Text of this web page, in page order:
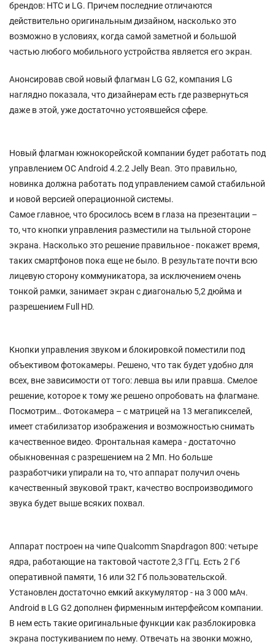
брендов: НТС и LG. Причем последние отличаются
действительно оригинальным дизайном, насколько это
возможно в условиях, когда самой заметной и большой
частью любого мобильного устройства является его экран.
Анонсировав свой новый флагман LG G2, компания LG
наглядно показала, что дизайнерам есть где развернуться
даже в этой, уже достаточно устоявшейся сфере.
Новый флагман южнокорейской компании будет работать под
управлением ОС Android 4.2.2 Jelly Bean. Это правильно,
новинка должна работать под управлением самой стабильной
и новой версией операционной системы.
Самое главное, что бросилось всем в глаза на презентации –
то, что кнопки управления разместили на тыльной стороне
экрана. Насколько это решение правильное - покажет время,
таких смартфонов пока еще не было. В результате почти всю
лицевую сторону коммуникатора, за исключением очень
тонкой рамки, занимает экран с диагональю 5,2 дюйма и
разрешением Full HD.
Кнопки управления звуком и блокировкой поместили под
объективом фотокамеры. Решено, что так будет удобно для
всех, вне зависимости от того: левша вы или правша. Смелое
решение, которое к тому же решено опробовать на флагмане.
Посмотрим… Фотокамера – с матрицей на 13 мегапикселей,
имеет стабилизатор изображения и возможностью снимать
качественное видео. Фронтальная камера - достаточно
обыкновенная с разрешением на 2 Мп. Но больше
разработчики упирали на то, что аппарат получил очень
качественный звуковой тракт, качество воспроизводимого
звука будет выше всяких похвал.
Аппарат построен на чипе Qualcomm Snapdragon 800: четыре
ядра, работающие на тактовой частоте 2,3 ГГц. Есть 2 Гб
оперативной памяти, 16 или 32 Гб пользовательской.
Установлен достаточно емкий аккумулятор - на 3 000 мАч.
Android в LG G2 дополнен фирменным интерфейсом компании.
В нем есть такие оригинальные функции как разблокировка
экрана постукиванием по нему. Отвечать на звонки можно,